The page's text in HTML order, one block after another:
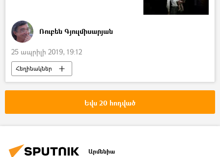
Ռուբեն Գյուլմիսարյան
25 ապրիլի 2019, 19:12
Հեղինակներ
Եվս 20 հոդված
Արմենիա